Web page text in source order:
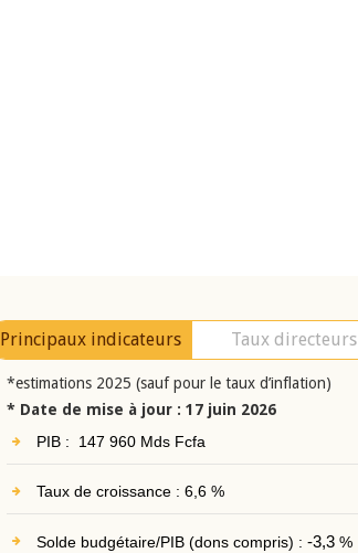
Principaux indicateurs Taux directeurs
*estimations 2025 (sauf pour le taux d’inflation)
* Date de mise à jour : 17 juin 2026
PIB : 147 960 Mds Fcfa
Taux de croissance : 6,6 %
Solde budgétaire/PIB (dons compris) : -3,3%